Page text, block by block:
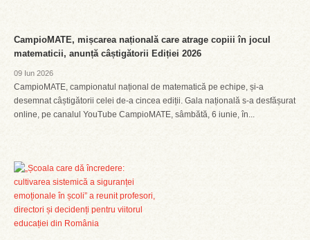
CampioMATE, mișcarea națională care atrage copiii în jocul
matematicii, anunță câștigătorii Ediției 2026
09 Iun 2026
CampioMATE, campionatul național de matematică pe echipe, și-a
desemnat câștigătorii celei de-a cincea ediții. Gala națională s-a desfășurat
online, pe canalul YouTube CampioMATE, sâmbătă, 6 iunie, în...